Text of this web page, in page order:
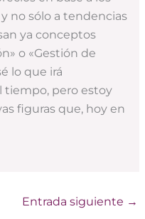
no sólo a tendencias
ya conceptos
o «Gestión de
lo que irá
tiempo, pero estoy
figuras que, hoy en
Entrada siguiente →